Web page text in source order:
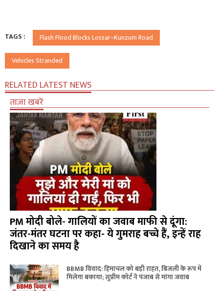
TAGS : Flash Flood Blocks Lossar–Kunzum Road
Vehicles Stranded
RELATED LATEST NEWS
ताज़ा खबरें
PM मोदी बोले- गालियों का जवाब माफी से दूंगा:
जंतर-मंतर घटना पर कहा- ये गुमराह बच्चे हैं, इन्हें राह
दिखाने का समय है
BBMB विवाद: हिमाचल को बड़ी राहत, बिजली के रूप में
मिलेगा बकाया; सुप्रीम कोर्ट ने पंजाब से मांगा जवाब